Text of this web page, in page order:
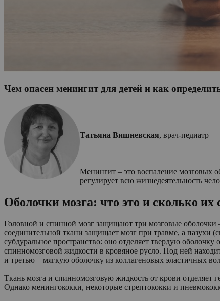
Чем опасен менингит для детей и как
Татьяна Вишневская, врач-педиатр
Менингит – это воспаление мозговых
регулирует всю жизнедеятельность
Оболочки мозга: что это и сколько их
Головной и спинной мозг защищают три мозговые оболочки
соединительной ткани защищает мозг при травме, а пазухи
субдуральное пространство: оно отделяет твердую
спинномозговой жидкости в кровяное русло. Под ней
и третью – мягкую оболочку из коллагеновых эластичных
Ткань мозга и спинномозговую жидкость от крови отделяет
Однако менингококки, некоторые стрептококки и